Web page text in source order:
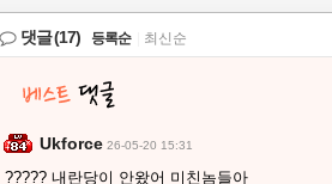
댓글(17) 등록순 최신순
Ukforce 26-05-20 15:31
????? 내란당이 안왔어 미친놈들아